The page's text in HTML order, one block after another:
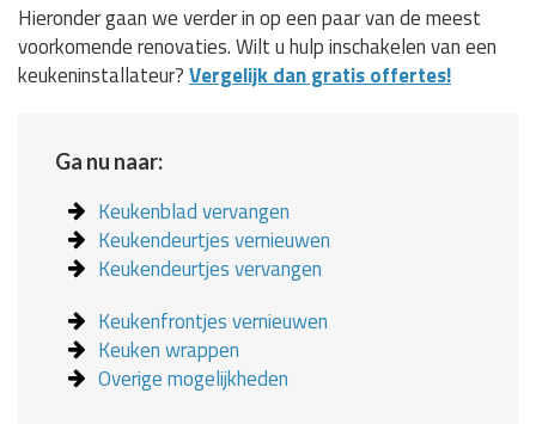
Hieronder gaan we verder in op een paar van de meest
voorkomende renovaties. Wilt u hulp inschakelen van een
keukeninstallateur?Vergelijk dan gratis offertes!
Ga nu naar:
Keukenblad vervangen
Keukendeurtjes vernieuwen
Keukendeurtjes vervangen
Keukenfrontjes vernieuwen
Keuken wrappen
Overige mogelijkheden